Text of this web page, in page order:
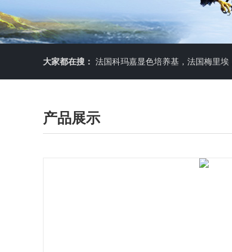
大家都在搜： 法国科玛嘉显色培养基，法国梅里埃，北京奥博星原料培养基，英国OXOID，意大利利
产品展示